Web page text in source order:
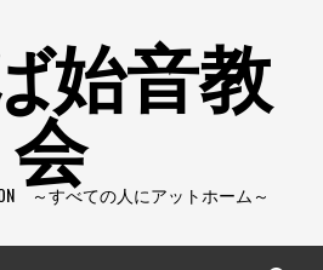
始音教
会～すべての人にアットホーム～